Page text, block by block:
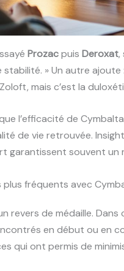
Prozacpuis Deroxat,
stabilité. » Un autre
mais c’est la
l’efficacité de
de vie retrouvée.
garantissent souvent un
fréquents avec
revers de médaille.
en début ou en
qui ont permis de